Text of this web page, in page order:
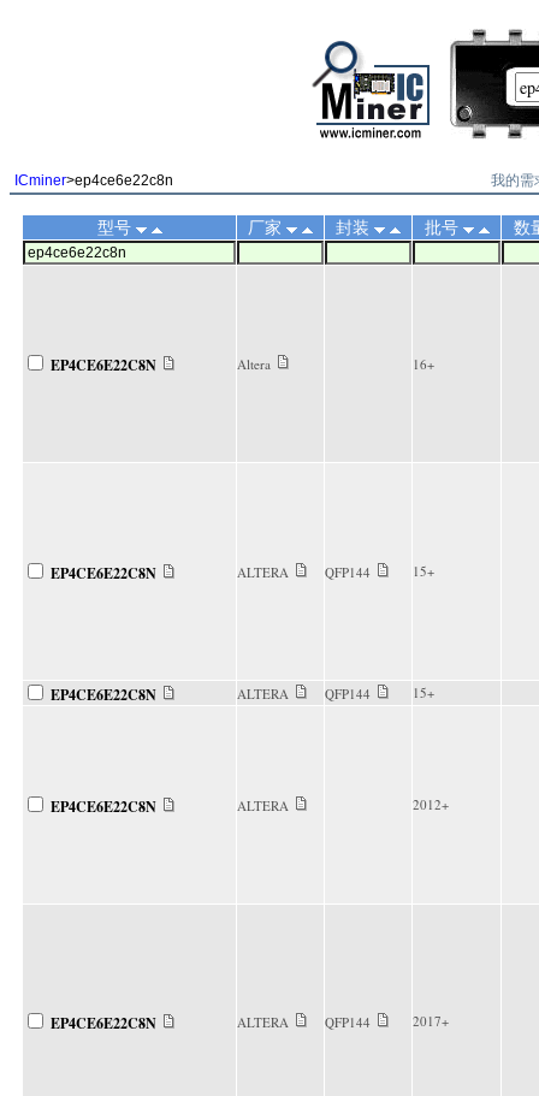
ICminer>ep4ce6e22c8n 我的需
型号 厂家 封装 批号 数
EP4CE6E22C8N Altera 16+
EP4CE6E22C8N ALTERA QFP144 15+
EP4CE6E22C8N ALTERA QFP144 15+
EP4CE6E22C8N ALTERA 2012+
EP4CE6E22C8N ALTERA QFP144 2017+